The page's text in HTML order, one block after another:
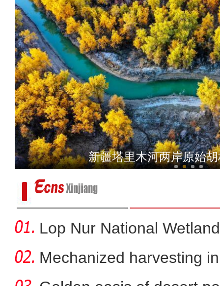
新疆喀纳斯景区现
新疆原始野生胡杨林尽
Lop Nur National
Mechanized harvesting